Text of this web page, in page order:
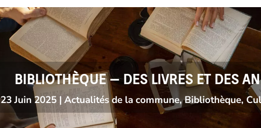
BIBLIOTHÈQUE – DES LIVRES ET DES
23 Juin 2025|Actualités de la commune,Bibliothèque,